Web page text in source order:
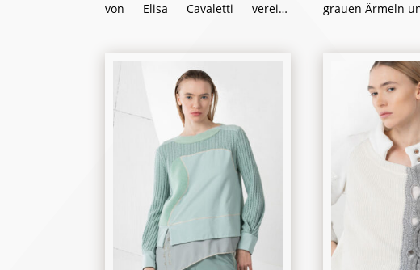
von Elisa Cavaletti vereint
modernen, femininen Design. Der
weiße, strukturierte Mantel
besticht durch seine weichen
Stoffe und goldenen Akzente, die
für einen Hauch von Glamour
sorgen. Ein kuscheliger Schal in
sanften Beigetönen rundet den
Look perfekt ab und bietet nicht
nur Stil, sondern auch höchsten
Komfort. Ideal für kühle Herbst-
und Wintertage, strahlt dieses
grauen Ärmeln